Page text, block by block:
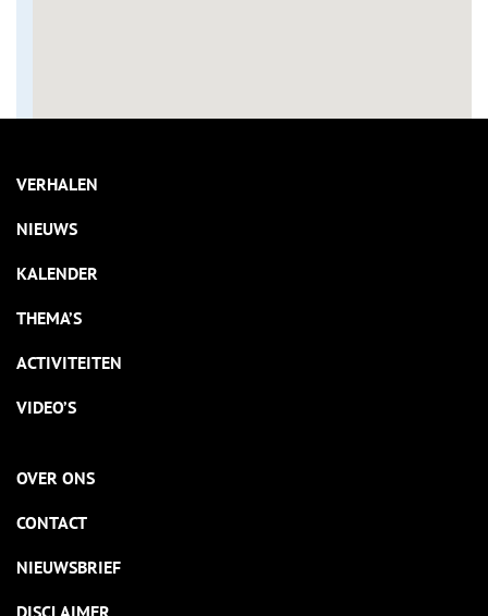
VERHALEN
NIEUWS
KALENDER
THEMA’S
ACTIVITEITEN
VIDEO’S
OVER ONS
CONTACT
NIEUWSBRIEF
DISCLAIMER